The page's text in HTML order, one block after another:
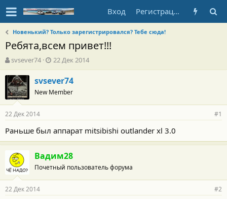
Вход Регистрация
Новенький? Только зарегистрировался? Тебе сюда!
Ребята,всем привет!!!
А
в
т
о
р
т
е
м
ы
svsever74
Д
а
т
а
н
а
а
л
а
22 Дек 2014
svsever74
New Member
22 Дек 2014 #1
Раньше был аппарат mitsibishi outlander xl 3.0
Вадим28
Почетный пользователь форума
22 Дек 2014 #2